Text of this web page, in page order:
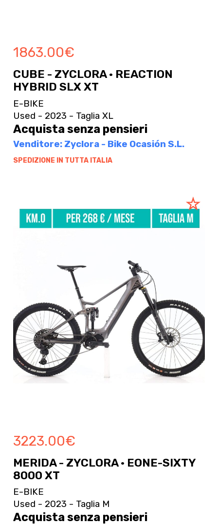
1863.00€
CUBE - ZYCLORA · REACTION
HYBRID SLX XT
E-BIKE
Used - 2023 - Taglia XL
Acquista senza pensieri
Venditore: Zyclora - Bike Ocasión S.L.
SPEDIZIONE IN TUTTA ITALIA
3223.00€
MERIDA - ZYCLORA · EONE-SIXTY
8000 XT
E-BIKE
Used - 2023 - Taglia M
Acquista senza pensieri